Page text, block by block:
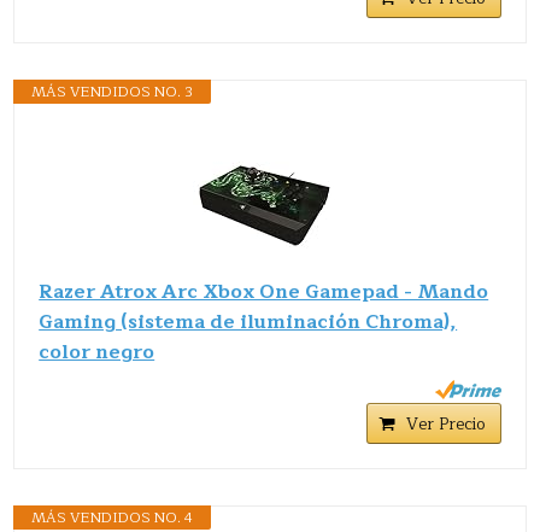
MÁS VENDIDOS NO. 3
Razer Atrox Arc Xbox One Gamepad - Mando
Gaming (sistema de iluminación Chroma),
color negro
Ver Precio
MÁS VENDIDOS NO. 4